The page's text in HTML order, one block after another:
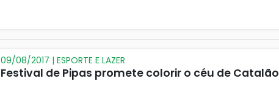
09/08/2017 | ESPORTE E LAZER
Festival de Pipas promete colorir o céu de Catalão